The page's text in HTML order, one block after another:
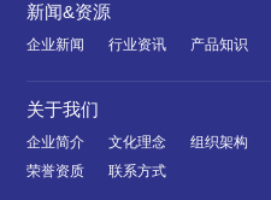
新闻&资源
企业新闻 行业资讯 产品知识
关于我们
企业简介 文化理念 组织架构
荣誉资质
联系方式